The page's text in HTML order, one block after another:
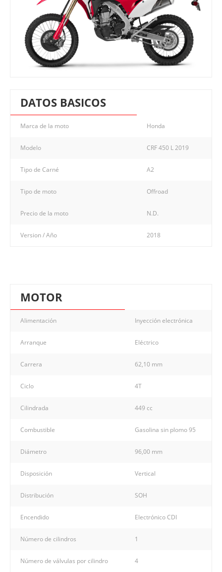
DATOS BASICOS
Marca de la moto Honda
Modelo CRF 450 L 2019
Tipo de Carné A2
Tipo de moto Offroad
Precio de la moto N.D.
Version / Año 2018
MOTOR
Alimentación Inyección electrónica
Arranque Eléctrico
Carrera 62,10 mm
Ciclo 4T
Cilindrada 449 cc
Combustible Gasolina sin plomo 95
Diámetro 96,00 mm
Disposición Vertical
Distribución SOH
Encendido Electrónico CDI
Número de cilindros 1
Número de válvulas por cilindro 4